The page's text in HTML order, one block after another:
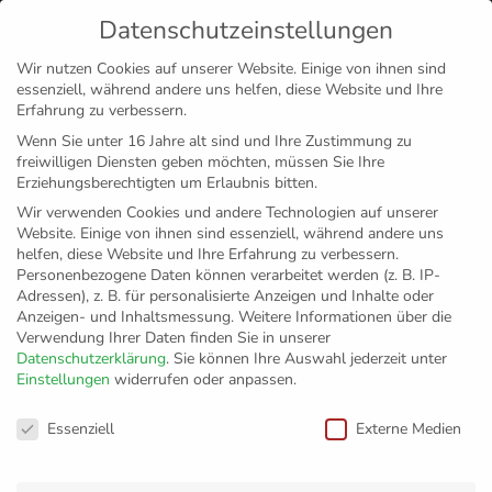
MENÜ
Disclaimer Impressum Datenschutz
Reisestrapazen zum
Datenschutzeinstellungen
Wir nutzen Cookies auf unserer Website. Einige von ihnen sind
essenziell, während andere uns helfen, diese Website und Ihre
Erfahrung zu verbessern.
Wenn Sie unter 16 Jahre alt sind und Ihre Zustimmung zu
freiwilligen Diensten geben möchten, müssen Sie Ihre
Erziehungsberechtigten um Erlaubnis bitten.
Wir verwenden Cookies und andere Technologien auf unserer
Website. Einige von ihnen sind essenziell, während andere uns
helfen, diese Website und Ihre Erfahrung zu verbessern.
Personenbezogene Daten können verarbeitet werden (z. B. IP-
Adressen), z. B. für personalisierte Anzeigen und Inhalte oder
Anzeigen- und Inhaltsmessung. Weitere Informationen über die
Verwendung Ihrer Daten finden Sie in unserer
Datenschutzerklärung. Sie können Ihre Auswahl jederzeit unter
Einstellungen widerrufen oder anpassen.
Datenschutzeinstellungen
Essenziell Externe Medien